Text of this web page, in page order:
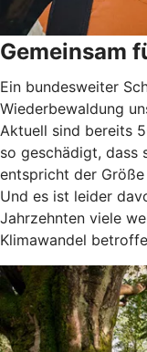
Gemeinsam
Ein bundesweiter
Wiederbewaldung
Aktuell sind bereits
so geschädigt, dass
entspricht der
Und es ist leider
Jahrzehnten viele
Klimawandel